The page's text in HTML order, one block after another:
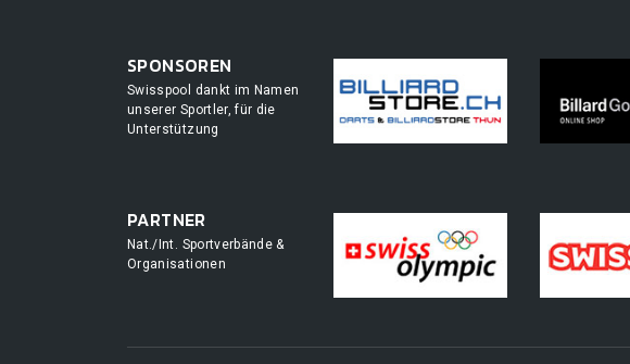
SPONSOREN
Swisspool dankt im Namen
unserer Sportler, für die
Unterstützung
PARTNER
Nat./Int. Sportverbände &
Organisationen